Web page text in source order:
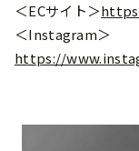
＜ECサイト＞
＜Instagram＞
https://